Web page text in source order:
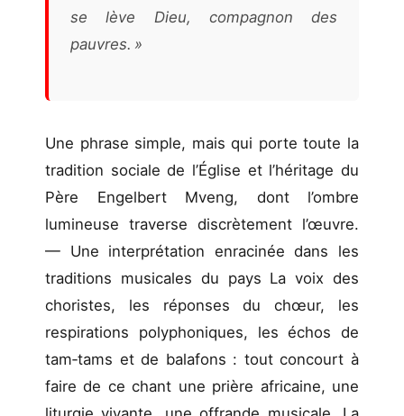
se lève Dieu, compagnon des
pauvres. »
Une phrase simple, mais qui porte toute la
tradition sociale de l’Église et l’héritage du
Père Engelbert Mveng, dont l’ombre
lumineuse traverse discrètement l’œuvre.
— Une interprétation enracinée dans les
traditions musicales du pays La voix des
choristes, les réponses du chœur, les
respirations polyphoniques, les échos de
tam‑tams et de balafons : tout concourt à
faire de ce chant une prière africaine, une